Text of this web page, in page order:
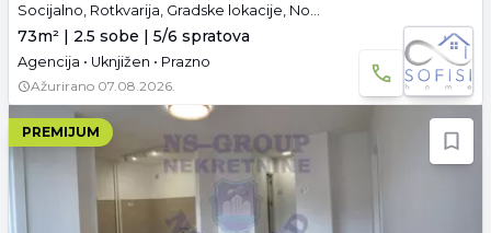
Socijalno, Rotkvarija, Gradske lokacije, Novi Sad
73m² | 2.5 sobe | 5/6 spratova
Agencija • Uknjižen • Prazno
Ažurirano 07.08.2026.
PREMIJUM